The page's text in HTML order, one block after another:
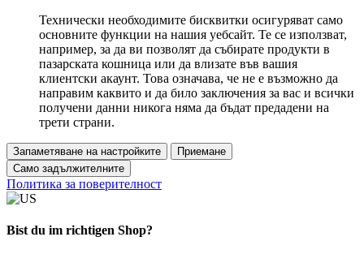
Технически необходимите бисквитки осигуряват само
основните функции на нашия уебсайт. Те се използват,
например, за да ви позволят да събирате продукти в
пазарската кошница или да влизате във вашия
клиентски акаунт. Това означава, че не е възможно да
направим каквито и да било заключения за вас и всички
получени данни никога няма да бъдат предадени на
трети страни.
Запаметяване на настройките
Приемане
Само задължителните
Политика за поверителност
Bist du im richtigen Shop?